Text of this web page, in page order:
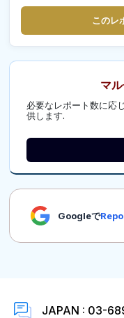
このレ
マ
必要なレポート数に応
供します.
Googleで
JAPAN : 03-